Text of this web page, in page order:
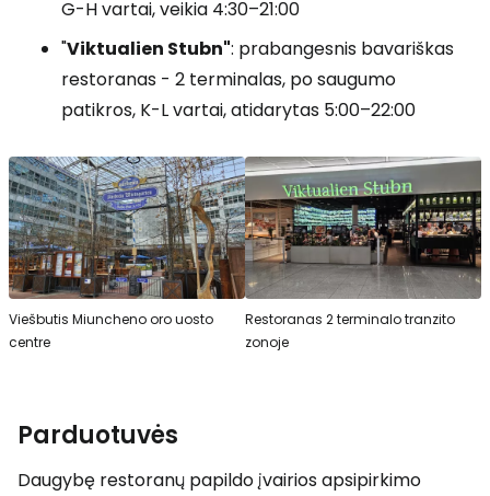
G-H vartai, veikia 4:30–21:00
"Viktualien Stubn": prabangesnis bavariškas
restoranas - 2 terminalas, po saugumo
patikros, K-L vartai, atidarytas 5:00–22:00
Viešbutis Miuncheno oro uosto
centre
Restoranas 2 terminalo tranzito
zonoje
Parduotuvės
Daugybę restoranų papildo įvairios apsipirkimo